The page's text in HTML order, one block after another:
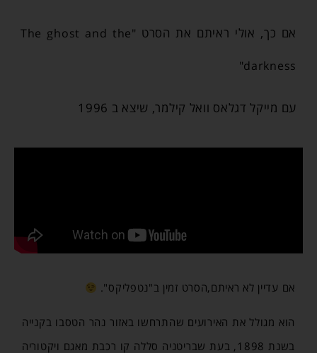
אם כך, אולי ראיתם את הסרט "The ghost and the
darkness"
עם מייקל דגלאס וואל קילמר, שיצא ב 1996
אם עדיין לא ראיתם,הסרט זמין ב"נטפליקס".
הוא מגולל את האירועים שהתרחשו באזור נהר הטסבו בקנייה
בשנת 1898, בעת שבריטניה סללה קו רכבת מאגם ויקטוריה